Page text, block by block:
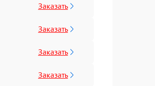
Заказать
Заказать
Заказать
Заказать